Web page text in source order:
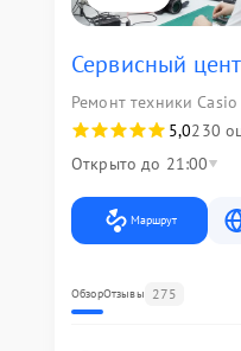
Сервисный
Ремонт техники Casio
5,0230
Открыто до 21:00
Маршрут
ОбзорОтзывы 275